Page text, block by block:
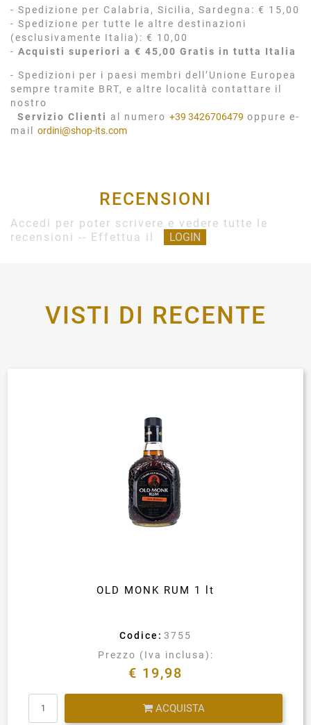
- Spedizione per Calabria, Sicilia, Sardegna: € 15,00
- Spedizione per tutte le altre destinazioni
(esclusivamente Italia): € 10,00
- Acquisti superiori a € 45,00 Gratis in tutta Italia
- Spedizioni per i paesi membri dell’Unione Europea
sempre tramite BRT, e altre località contattare il
nostro
Servizio Clienti al numero +39 3426706479 oppure e-
mail ordini@shop-its.com
RECENSIONI
Accedi per poter scrivere e vedere tutte le
recensioni -- Effettua il
LOGIN
VISTI DI RECENTE
OLD MONK RUM 1 lt
Codice: 3755
Prezzo (Iva inclusa):
€ 19,98
ACQUISTA